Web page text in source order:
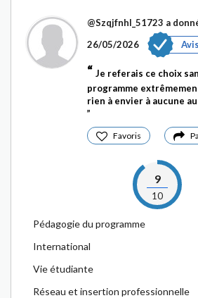
@Szqjfnhl_51723 a
26/05/2026
Je referais ce choix
programme
rien à envier à aucune
Favoris
9
10
Pédagogie du programme
International
Vie étudiante
Réseau et insertion professionnelle